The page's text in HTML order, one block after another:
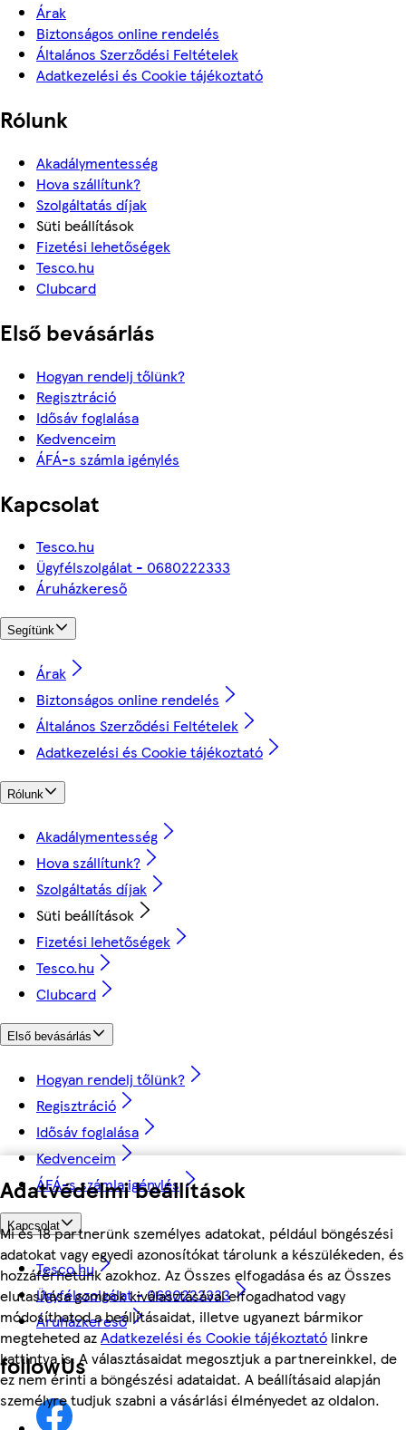
Adatvédelmi beállítások
Mi és 18 partnerünk személyes adatokat, például böngészési
adatokat vagy egyedi azonosítókat tárolunk a készülékeden, és
hozzáférhetünk azokhoz. Az Összes elfogadása és az Összes
elutasítása gombok kiválasztásával elfogadhatod vagy
módosíthatod a beállításaidat, illetve ugyanezt bármikor
megteheted azAdatkezelési és Cookie tájékoztató linkre
kattintva is. A választásaidat megosztjuk a partnereinkkel, de
ez nem érinti a böngészési adataidat. A beállításaid alapján
személyre tudjuk szabni a vásárlási élményedet az oldalon.
Árak
Biztonságos online rendelés
Általános Szerződési Feltételek
Adatkezelési és Cookie tájékoztató
Rólunk
Akadálymentesség
Hova szállítunk?
Szolgáltatás díjak
Süti beállítások
Fizetési lehetőségek
Tesco.hu
Clubcard
Első bevásárlás
Hogyan rendelj tőlünk?
Regisztráció
Idősáv foglalása
Kedvenceim
ÁFÁ-s számla igénylés
Kapcsolat
Tesco.hu
Ügyfélszolgálat - 0680222333
Áruházkereső
Segítünk
Árak
Biztonságos online rendelés
Általános Szerződési Feltételek
Adatkezelési és Cookie tájékoztató
Rólunk
Akadálymentesség
Hova szállítunk?
Szolgáltatás díjak
Süti beállítások
Fizetési lehetőségek
Tesco.hu
Clubcard
Első bevásárlás
Hogyan rendelj tőlünk?
Regisztráció
Idősáv foglalása
Kedvenceim
ÁFÁ-s számla igénylés
Kapcsolat
Tesco.hu
Ügyfélszolgálat - 0680222333
Áruházkereső
followUs